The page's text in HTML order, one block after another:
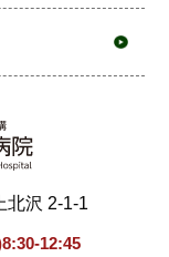
沢 2-1-1
12:45